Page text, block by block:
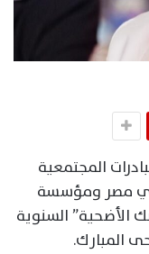
المجتمعية
دي مصر ومؤسسة
الأضحية” السنوية
المبارك.